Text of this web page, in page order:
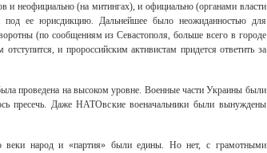
и неофициально (на митингах), и официально (органами власти
ее юрисдикцию. Дальнейшее было неожиданностью для
(по сообщениям из Севастополя, больше всего в городе
и пророссийским активистам придется ответить за
проведена на высоком уровне. Военные части Украины были
пресечь. Даже НАТОвские военачальники были вынуждены
веки народ и «партия» были едины. Но нет, с грамотными